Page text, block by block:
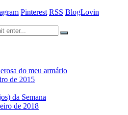
Pinterest RSS BlogLovin
do meu armário
de 2015
da Semana
de 2018